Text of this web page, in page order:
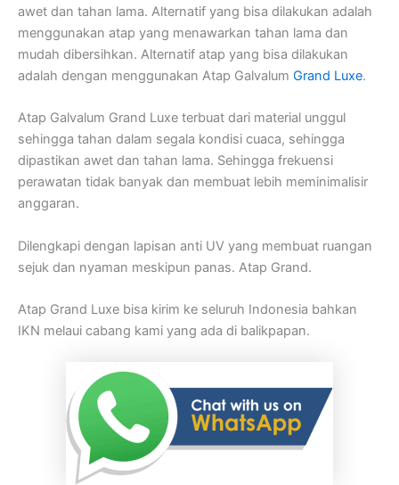
awet dan tahan lama. Alternatif yang bisa dilakukan adalah
menggunakan atap yang menawarkan tahan lama dan
mudah dibersihkan. Alternatif atap yang bisa dilakukan
adalah dengan menggunakan Atap Galvalum Grand Luxe.
Atap Galvalum Grand Luxe terbuat dari material unggul
sehingga tahan dalam segala kondisi cuaca, sehingga
dipastikan awet dan tahan lama. Sehingga frekuensi
perawatan tidak banyak dan membuat lebih meminimalisir
anggaran.
Dilengkapi dengan lapisan anti UV yang membuat ruangan
sejuk dan nyaman meskipun panas. Atap Grand.
Atap Grand Luxe bisa kirim ke seluruh Indonesia bahkan
IKN melaui cabang kami yang ada di balikpapan.